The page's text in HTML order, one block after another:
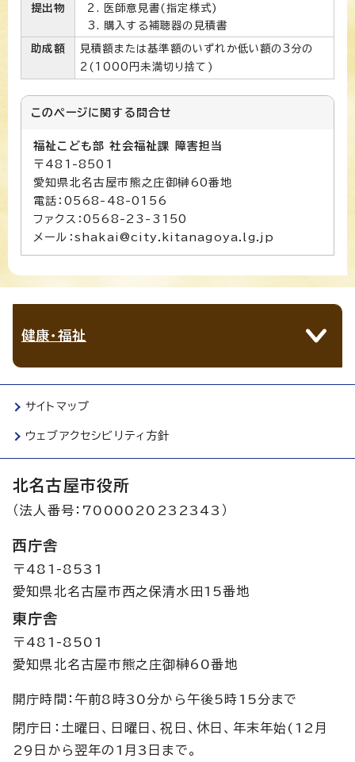
提出物
医師意見書(指定様式)
購入する補聴器の見積書
助成額
見積額または基準額のいずれか低い額の3分の
2(1000円未満切り捨て)
このページに関する 問合せ
福祉こども部 社会福祉課 障害担当
〒481-8501
愛知県北名古屋市熊之庄御榊60番地
電話：0568-48-0156
ファクス：0568-23-3150
メール：shakai@city.kitanagoya.lg.jp
健康・福祉
サイトマップ
ウェブアクセシビリティ方針
北名古屋市役所
（法人番号：7000020232343）
西庁舎
〒481-8531
愛知県北名古屋市西之保清水田15番地
東庁舎
〒481-8501
愛知県北名古屋市熊之庄御榊60番地
開庁時間：午前8時30分から午後5時15分まで
閉庁日：土曜日、日曜日、祝日、休日、年末年始(12月
29日から翌年の1月3日まで。